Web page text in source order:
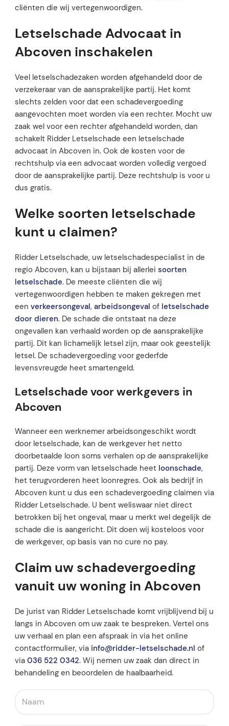
cliënten die wij vertegenwoordigen.
Letselschade Advocaat in
Abcoven inschakelen
Veel letselschadezaken worden afgehandeld door de
verzekeraar van de aansprakelijke partij. Het komt
slechts zelden voor dat een schadevergoeding
aangevochten moet worden via een rechter. Mocht uw
zaak wel voor een rechter afgehandeld worden, dan
schakelt Ridder Letselschade een letselschade
advocaat in Abcoven in. Ook de kosten voor de
rechtshulp via een advocaat worden volledig vergoed
door de aansprakelijke partij. Deze rechtshulp is voor u
dus gratis.
Welke soorten letselschade
kunt u claimen?
Ridder Letselschade, uw letselschadespecialist in de
regio Abcoven, kan u bijstaan bij allerlei soorten
letselschade. De meeste cliënten die wij
vertegenwoordigen hebben te maken gekregen met
een verkeersongeval, arbeidsongeval of letselschade
door dieren. De schade die ontstaat na deze
ongevallen kan verhaald worden op de aansprakelijke
partij. Dit kan lichamelijk letsel zijn, maar ook geestelijk
letsel. De schadevergoeding voor gederfde
levensvreugde heet smartengeld.
Letselschade voor werkgevers in
Abcoven
Wanneer een werknemer arbeidsongeschikt wordt
door letselschade, kan de werkgever het netto
doorbetaalde loon soms verhalen op de aansprakelijke
partij. Deze vorm van letselschade heet loonschade,
het terugvorderen heet loonregres. Ook als bedrijf in
Abcoven kunt u dus een schadevergoeding claimen via
Ridder Letselschade. U bent weliswaar niet direct
betrokken bij het ongeval, maar u merkt wel degelijk de
schade die is aangericht. Dit doen wij kosteloos voor
de werkgever, op basis van no cure no pay.
Claim uw schadevergoeding
vanuit uw woning in Abcoven
De jurist van Ridder Letselschade komt vrijblijvend bij u
langs in Abcoven om uw zaak te bespreken. Vertel ons
uw verhaal en plan een afspraak in via het online
contactformulier, via info@ridder-letselschade.nl of
via 036 522 0342. Wij nemen uw zaak dan direct in
behandeling en beoordelen de haalbaarheid.